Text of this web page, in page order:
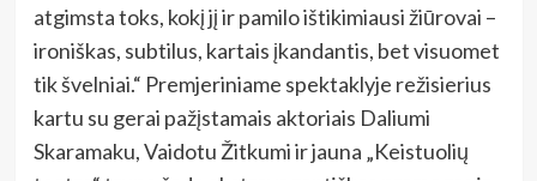
atgimsta toks, kokį jį ir pamilo ištikimiausi žiūrovai –
ironiškas, subtilus, kartais įkandantis, bet visuomet
tik švelniai.“ Premjeriniame spektaklyje režisierius
kartu su gerai pažįstamais aktoriais Daliumi
Skaramaku, Vaidotu Žitkumi ir jauna „Keistuolių